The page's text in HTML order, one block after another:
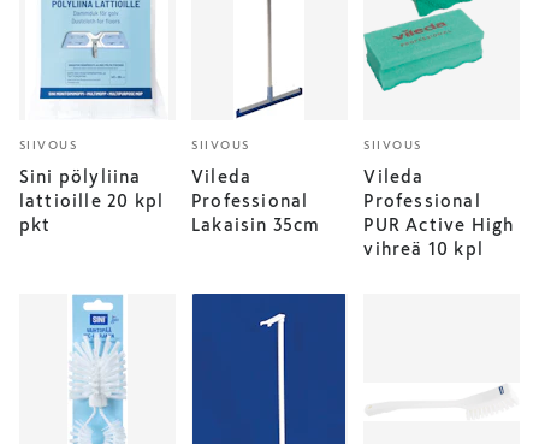
SIIVOUS
Sini pölyliina
lattioille 20 kpl
pkt
SIIVOUS
Vileda
Professional
Lakaisin 35cm
SIIVOUS
Vileda
Professional
PUR Active High
vihreä 10 kpl